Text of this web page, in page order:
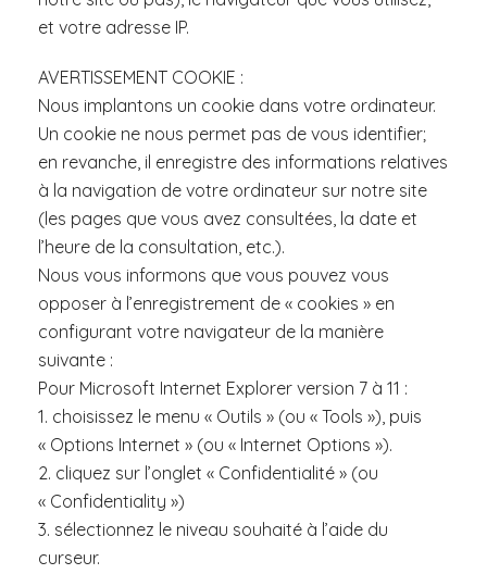
et votre adresse IP.
AVERTISSEMENT COOKIE :
Nous implantons un cookie dans votre ordinateur.
Un cookie ne nous permet pas de vous identifier;
en revanche, il enregistre des informations relatives
à la navigation de votre ordinateur sur notre site
(les pages que vous avez consultées, la date et
l’heure de la consultation, etc.).
Nous vous informons que vous pouvez vous
opposer à l’enregistrement de « cookies » en
configurant votre navigateur de la manière
suivante :
Pour Microsoft Internet Explorer version 7 à 11 :
1. choisissez le menu « Outils » (ou « Tools »), puis
« Options Internet » (ou « Internet Options »).
2. cliquez sur l’onglet « Confidentialité » (ou
« Confidentiality »)
3. sélectionnez le niveau souhaité à l’aide du
curseur.